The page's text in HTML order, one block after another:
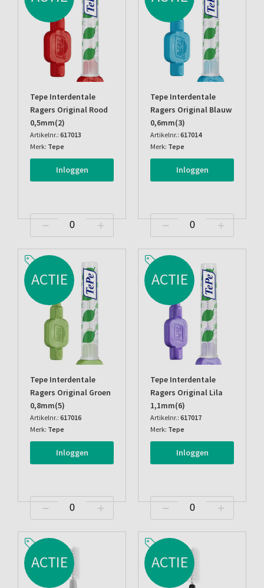
Tepe Interdentale
Ragers Original Rood
0,5mm(2)
Artikelnr.: 617013
Merk: Tepe
Inloggen
Tepe Interdentale
Ragers Original Blauw
0,6mm(3)
Artikelnr.: 617014
Merk: Tepe
Inloggen
ACTIE
Tepe Interdentale
Ragers Original Groen
0,8mm(5)
Artikelnr.: 617016
Merk: Tepe
Inloggen
ACTIE
Tepe Interdentale
Ragers Original Lila
1,1mm(6)
Artikelnr.: 617017
Merk: Tepe
Inloggen
ACTIE ACTIE